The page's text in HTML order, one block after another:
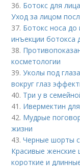
36. Ботокс для
Уход за лицом
37. Ботокс носа
инъекции ботокса
38.
косметологии
39.Уколы под
вокруг глаз
40. Три у в
41. Ивермектин
42. Мудрые
жизни
43.Черные шорты
Красивые женские
короткие и